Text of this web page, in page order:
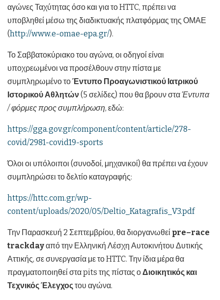
αγώνες Ταχύτητας όσο και για το HTTC, πρέπει να
υποβληθεί μέσω της διαδικτυακής πλατφόρμας της ΟΜΑΕ
(http://www.e-omae-epa.gr/).
Το Σαββατοκύριακο του αγώνα, οι οδηγοί είναι
υποχρεωμένοι να προσέλθουν στην πίστα με
συμπληρωμένο τοΈντυπο Προαγωνιστικού Ιατρικού
Ιστορικού Αθλητών(5 σελίδες) που θα βρουν σταΈντυπα
/ φόρμες προς συμπλήρωση, εδώ:
https://gga.gov.gr/component/content/article/278-
covid/2981-covid19-sports
Όλοι οι υπόλοιποι (συνοδοί, μηχανικοί) θα πρέπει να έχουν
συμπληρώσει το δελτίο καταγραφής:
https://httc.com.gr/wp-
content/uploads/2020/05/Deltio_Katagrafis_V3.pdf
Την Παρασκευή 2 Σεπτεμβρίου, θα διοργανωθεί pre–race
trackdayαπό την Ελληνική Λέσχη Αυτοκινήτου Δυτικής
Αττικής, σε συνεργασία με το HTTC. Την ίδια μέρα θα
πραγματοποιηθεί στα pits της πίστας οΔιοικητικός και
Τεχνικός Έλεγχοςτου αγώνα.